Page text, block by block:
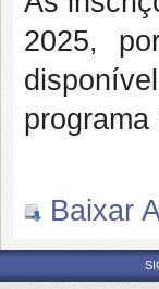
2025,
programa
Baixar